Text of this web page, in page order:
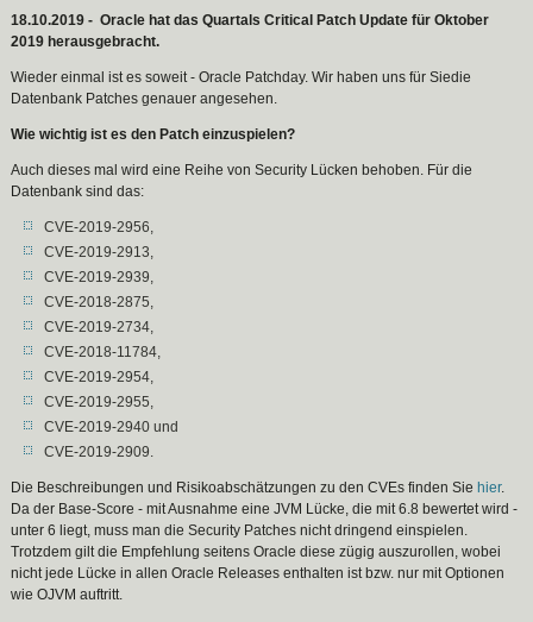
18.10.2019 - Oracle hat das Quartals Critical Patch Update für Oktober
2019 herausgebracht.
Wieder einmal ist es soweit - Oracle Patchday. Wir haben uns für Siedie
Datenbank Patches genauer angesehen.
Wie wichtig ist es den Patch einzuspielen?
Auch dieses mal wird eine Reihe von Security Lücken behoben. Für die
Datenbank sind das:
CVE-2019-2956,
CVE-2019-2913,
CVE-2019-2939,
CVE-2018-2875,
CVE-2019-2734,
CVE-2018-11784,
CVE-2019-2954,
CVE-2019-2955,
CVE-2019-2940 und
CVE-2019-2909.
Die Beschreibungen und Risikoabschätzungen zu den CVEs finden Sie hier.
Da der Base-Score - mit Ausnahme eine JVM Lücke, die mit 6.8 bewertet wird -
unter 6 liegt, muss man die Security Patches nicht dringend einspielen.
Trotzdem gilt die Empfehlung seitens Oracle diese zügig auszurollen, wobei
nicht jede Lücke in allen Oracle Releases enthalten ist bzw. nur mit Optionen
wie OJVM auftritt.